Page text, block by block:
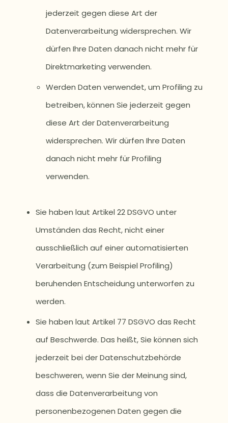
jederzeit gegen diese Art der
Datenverarbeitung widersprechen. Wir
dürfen Ihre Daten danach nicht mehr für
Direktmarketing verwenden.
Werden Daten verwendet, um Profiling zu
betreiben, können Sie jederzeit gegen
diese Art der Datenverarbeitung
widersprechen. Wir dürfen Ihre Daten
danach nicht mehr für Profiling
verwenden.
Sie haben laut Artikel 22 DSGVO unter
Umständen das Recht, nicht einer
ausschließlich auf einer automatisierten
Verarbeitung (zum Beispiel Profiling)
beruhenden Entscheidung unterworfen zu
werden.
Sie haben laut Artikel 77 DSGVO das Recht
auf Beschwerde. Das heißt, Sie können sich
jederzeit bei der Datenschutzbehörde
beschweren, wenn Sie der Meinung sind,
dass die Datenverarbeitung von
personenbezogenen Daten gegen die